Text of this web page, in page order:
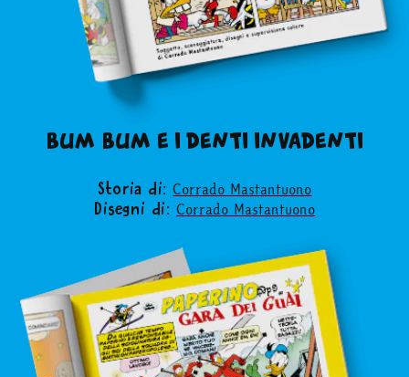
abbonati
acquista
Facebook
Instagram
Twitter
BUM BUM E I DENTI INVADENTI
Storia di: Corrado Mastantuono
Disegni di: Corrado Mastantuono